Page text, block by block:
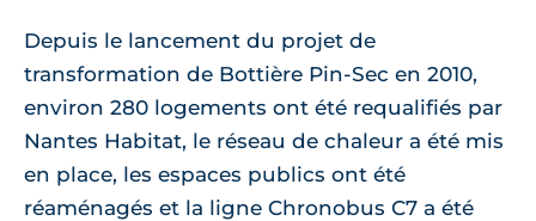
Depuis le lancement du projet de
transformation de Bottière Pin-Sec en 2010,
environ 280 logements ont été requalifiés par
Nantes Habitat, le réseau de chaleur a été mis
en place, les espaces publics ont été
réaménagés et la ligne Chronobus C7 a été